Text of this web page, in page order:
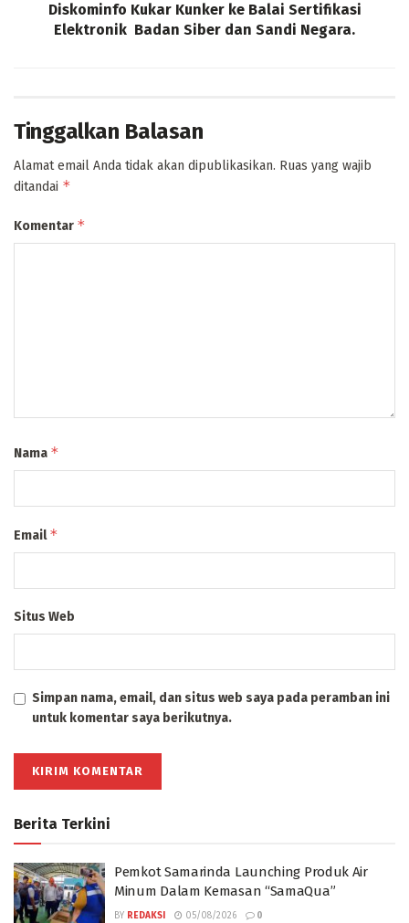
Diskominfo Kukar Kunker ke Balai Sertifikasi
Elektronik Badan Siber dan Sandi Negara.
Tinggalkan Balasan
Alamat email Anda tidak akan dipublikasikan. Ruas yang wajib
ditandai *
Komentar *
Nama *
Email*
Situs Web
Simpan nama, email, dan situs web saya pada peramban ini
untuk komentar saya berikutnya.
Berita Terkini
Pemkot Samarinda Launching Produk Air
Minum Dalam Kemasan “SamaQua”
BY REDAKSI 05/08/2026 0